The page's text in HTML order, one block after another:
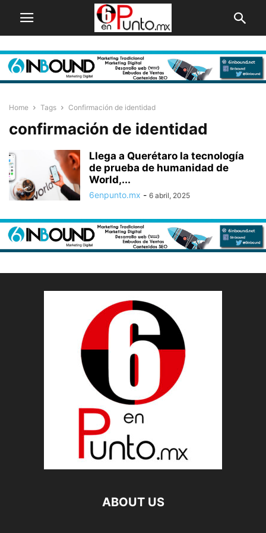
Home Tags Confirmación de identidad
confirmación de identidad
Llega a Querétaro la tecnología
de prueba de humanidad de
World,...
6enpunto.mx - 6 abril, 2025
ABOUT US